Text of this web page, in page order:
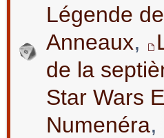
Légende
Anneaux,
de la
Star Wars
Numenéra,